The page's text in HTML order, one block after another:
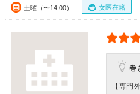
土曜（〜14:00） 女医在籍
巻
【専門